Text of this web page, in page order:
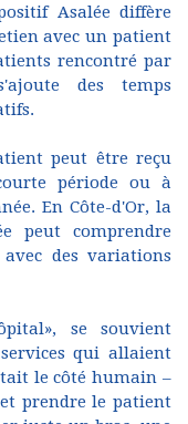
Asalée diffère
avec un patient
rencontré par
des temps
peut être reçu
période ou à
En Côte-d'Or, la
peut comprendre
des variations
se souvient
qui allaient
le côté humain –
prendre le patient